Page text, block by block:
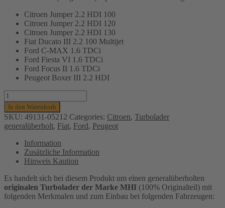
Citroen Jumper 2.2 HDI 100
Citroen Jumper 2.2 HDI 120
Citroen Jumper 2.2 HDI 130
Fiat Ducato III 2.2 100 Multijet
Ford C-MAX 1.6 TDCi
Ford Fiesta VI 1.6 TDCi
Ford Focus II 1.6 TDCi
Peugeot Boxer III 2.2 HDI
Turbolader
MHI
(generalüberholt)
für
Citroen,
Peugeot-
66-
98
Kw,
4HV
In den Warenkorb
SKU: 49131-05212 Categories: Citroen, Turbolader
generalüberholt, Fiat, Ford, Peugeot
Information
Zusätzliche Information
Hinweis Kaution
Es handelt sich bei diesem Produkt um einen generalüberholten
originalen Turbolader der Marke MHI (100% Originalteil) mit
folgenden Merkmalen und zum Einbau bei folgenden Fahrzeugen: